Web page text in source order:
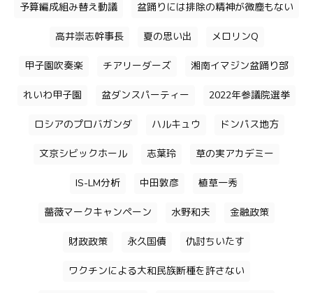
予算編成組み替え動議 盆踊りには排除の精神が微塵もない
高井崇志幹事長 夏の思い出 メロリンQ
甲子園吹奏楽 チアリーダーズ 湘南イマジン盆踊り部
れいわ甲子園 盆ダンスパーティー 2022年参議院選挙
ロシアのプロバガンダ ハルキュウ ドンパス地方
文京シビックホール 志葉玲 草の実アカデミー
IS-LM分析 中田敦彦 植草一秀
薔薇マークキャンペーン 水野和夫 金融政策
財政政策 永久国債 仇討ちいたす
ワクチンによる大和民族断種を許さない